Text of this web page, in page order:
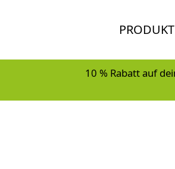
10 % Rabatt auf